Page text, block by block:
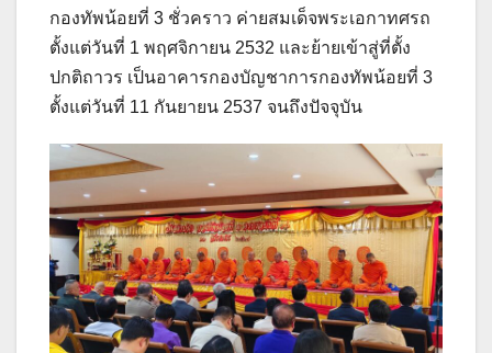
กองทัพน้อยที่ 3 ชั่วคราว ค่ายสมเด็จพระเอกาทศรถ
ตั้งแต่วันที่ 1 พฤศจิกายน 2532 และย้ายเข้าสู่ที่ตั้ง
ปกติถาวร เป็นอาคารกองบัญชาการกองทัพน้อยที่ 3
ตั้งแต่วันที่ 11 กันยายน 2537 จนถึงปัจจุบัน